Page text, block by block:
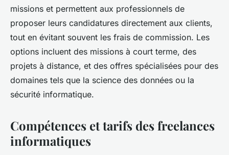
missions et permettent aux professionnels de
proposer leurs candidatures directement aux clients,
tout en évitant souvent les frais de commission. Les
options incluent des missions à court terme, des
projets à distance, et des offres spécialisées pour des
domaines tels que la science des données ou la
sécurité informatique.
Compétences et tarifs des freelances
informatiques